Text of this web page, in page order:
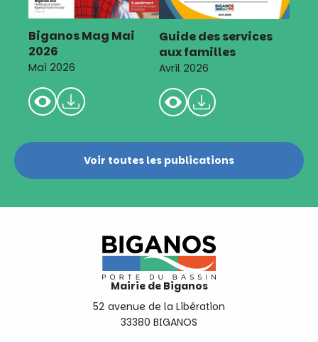
Biganos Mag Mai
2026
Mai 2026
Guide des services
aux familles
Avril 2026
Voir toutes les publications
Mairie de Biganos
52 avenue de la Libération
33380 BIGANOS